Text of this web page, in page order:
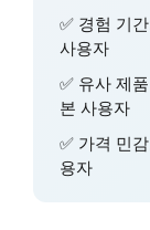
✅ 경험 기
사용자
✅ 유사 제
본 사용자
✅ 가격 민
용자